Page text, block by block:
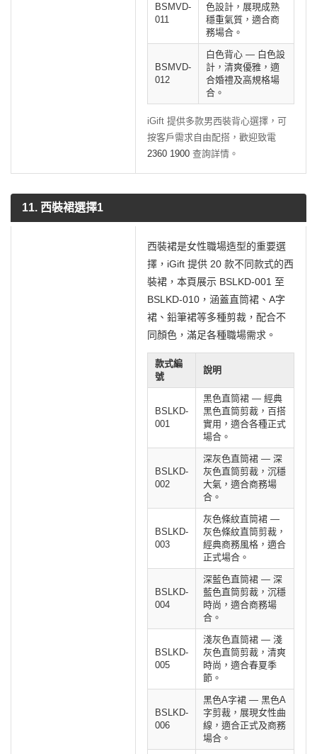
BSMVD-
011
色設計，展現成熟
穩重氣質，適合商
務場合。
BSMVD-
012
白色背心 — 白色設
計，清爽優雅，適
合婚禮及高規格場
合。
iGift 提供多款男西裝背心選擇，可
按客戶需求自由配搭，歡迎致電
2360 1900 查詢詳情。
11. 西裝裙選擇1
西裝裙是女性職場造型的重要選
擇，iGift 提供 20 款不同款式的西
裝裙，本頁展示 BSLKD-001 至
BSLKD-010，涵蓋直筒裙、A字
裙、鉛筆裙等多種剪裁，配合不
同顏色，滿足各種職場需求。
款式編
號
說明
BSLKD-
001
黑色直筒裙 — 經典
黑色直筒剪裁，百搭
實用，適合各種正式
場合。
BSLKD-
002
深灰色直筒裙 — 深
灰色直筒剪裁，沉穩
大氣，適合商務場
合。
BSLKD-
003
灰色條紋直筒裙 —
灰色條紋直筒剪裁，
經典商務風格，適合
正式場合。
BSLKD-
004
深藍色直筒裙 — 深
藍色直筒剪裁，沉穩
時尚，適合商務場
合。
BSLKD-
005
淺灰色直筒裙 — 淺
灰色直筒剪裁，清爽
時尚，適合春夏季
節。
BSLKD-
006
黑色A字裙 — 黑色A
字剪裁，展現女性曲
線，適合正式及商務
場合。